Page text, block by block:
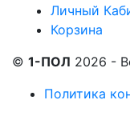
Личный
Корзина
© 1-ПОЛ 2026 -
Политика